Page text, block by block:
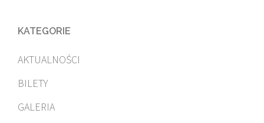
KATEGORIE
AKTUALNOŚCI
BILETY
GALERIA